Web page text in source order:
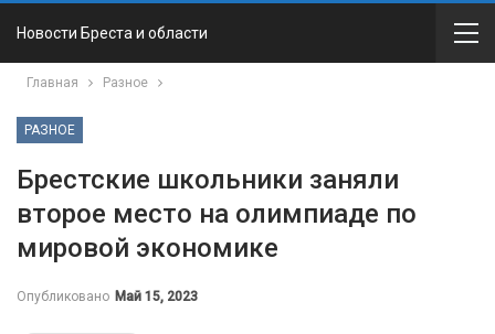
Новости Бреста и области
Главная Разное
РАЗНОЕ
Брестские школьники заняли
второе место на олимпиаде по
мировой экономике
Опубликовано Май 15, 2023